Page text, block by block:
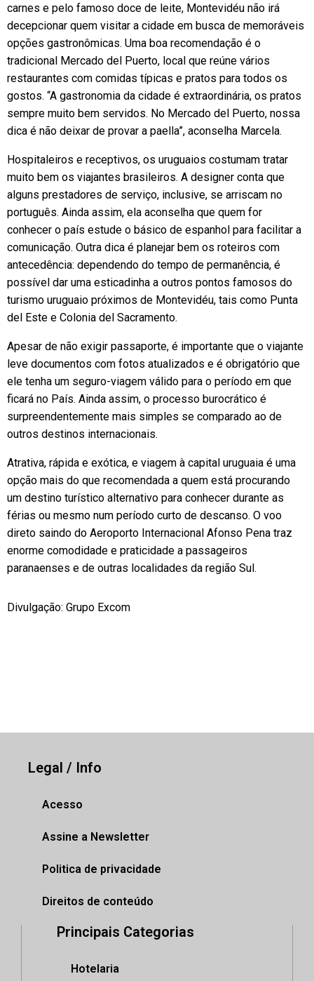
carnes e pelo famoso doce de leite, Montevidéu não irá
decepcionar quem visitar a cidade em busca de memoráveis
opções gastronômicas. Uma boa recomendação é o
tradicional Mercado del Puerto, local que reúne vários
restaurantes com comidas típicas e pratos para todos os
gostos. “A gastronomia da cidade é extraordinária, os pratos
sempre muito bem servidos. No Mercado del Puerto, nossa
dica é não deixar de provar a paella”, aconselha Marcela.
Hospitaleiros e receptivos, os uruguaios costumam tratar
muito bem os viajantes brasileiros. A designer conta que
alguns prestadores de serviço, inclusive, se arriscam no
português. Ainda assim, ela aconselha que quem for
conhecer o país estude o básico de espanhol para facilitar a
comunicação. Outra dica é planejar bem os roteiros com
antecedência: dependendo do tempo de permanência, é
possível dar uma esticadinha a outros pontos famosos do
turismo uruguaio próximos de Montevidéu, tais como Punta
del Este e Colonia del Sacramento.
Apesar de não exigir passaporte, é importante que o viajante
leve documentos com fotos atualizados e é obrigatório que
ele tenha um seguro-viagem válido para o período em que
ficará no País. Ainda assim, o processo burocrático é
surpreendentemente mais simples se comparado ao de
outros destinos internacionais.
Atrativa, rápida e exótica, e viagem à capital uruguaia é uma
opção mais do que recomendada a quem está procurando
um destino turístico alternativo para conhecer durante as
férias ou mesmo num período curto de descanso. O voo
direto saindo do Aeroporto Internacional Afonso Pena traz
enorme comodidade e praticidade a passageiros
paranaenses e de outras localidades da região Sul.
Divulgação: Grupo Excom
Legal / Info
Acesso
Assine a Newsletter
Politica de privacidade
Direitos de conteúdo
Principais Categorias
Hotelaria